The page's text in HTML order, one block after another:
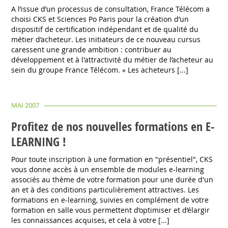
A l’issue d’un processus de consultation, France Télécom a
choisi CKS et Sciences Po Paris pour la création d’un
dispositif de certification indépendant et de qualité du
métier d’acheteur. Les initiateurs de ce nouveau cursus
caressent une grande ambition : contribuer au
développement et à l'attractivité du métier de l’acheteur au
sein du groupe France Télécom. « Les acheteurs [...]
MAI 2007
Profitez de nos nouvelles formations en E-
LEARNING !
Pour toute inscription à une formation en "présentiel", CKS
vous donne accès à un ensemble de modules e-learning
associés au thème de votre formation pour une durée d'un
an et à des conditions particulièrement attractives. Les
formations en e-learning, suivies en complément de votre
formation en salle vous permettent d’optimiser et d’élargir
les connaissances acquises, et cela à votre [...]